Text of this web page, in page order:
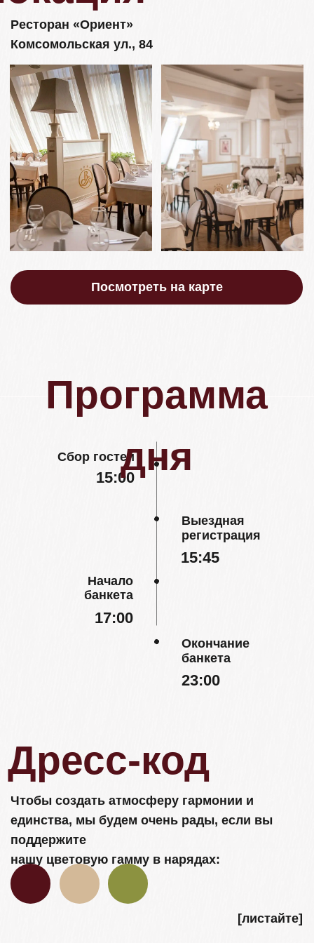
Окончание
банкета
23:00
Выездная
регистрация
15:45
17:00
Начало
банкета
15:00
[листайте]
Чтобы создать атмосферу гармонии и
Дресс-код
Программа
дня
В день нашей свадьбы мы планируем
провести вечер в кругу близких людей
Просим вас оставить детей дома, чтобы
особенной атмосферой. Спасибо за
понимание!
Ваше присутствие – самый лучший
порадовать, мы будем рады принять в дар
бутылочку любимого напитка и конверт
Детали